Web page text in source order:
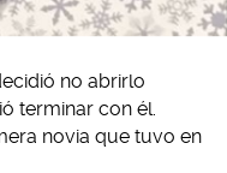
no abrirlo
terminar con él.
novia que tuvo en